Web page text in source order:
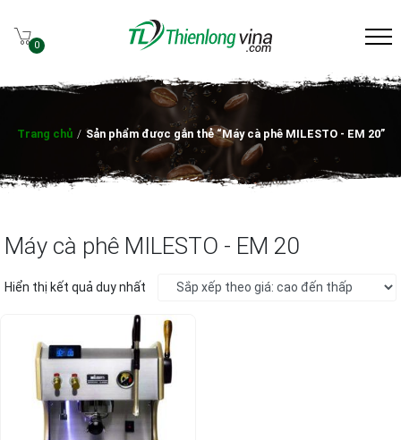
0
Trang chủ / Sản phẩm được gắn thẻ “Máy cà phê MILESTO - EM 20”
Máy cà phê MILESTO - EM 20
Hiển thị kết quả duy nhất